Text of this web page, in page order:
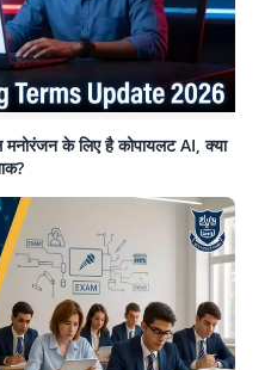
के लिए है कोपायलट AI, क्या